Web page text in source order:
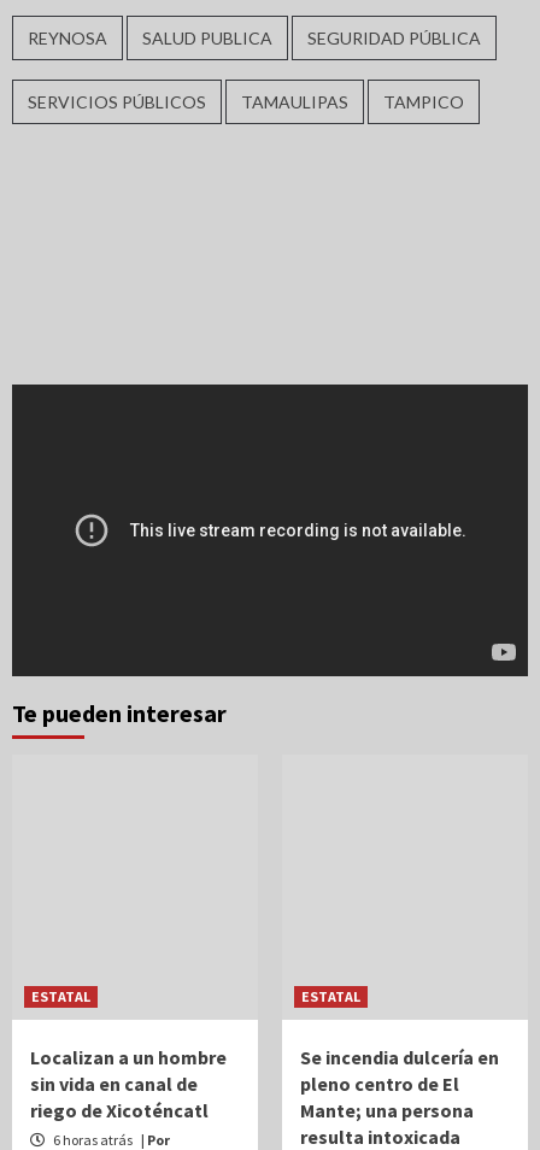
REYNOSA SALUD PUBLICA SEGURIDAD PÚBLICA
SERVICIOS PÚBLICOS TAMAULIPAS TAMPICO
Te pueden interesar
ESTATAL
Localizan a un hombre
sin vida en canal de
riego de Xicoténcatl
6 horas atrás | Por
ESTATAL
Se incendia dulcería en
pleno centro de El
Mante; una persona
resulta intoxicada